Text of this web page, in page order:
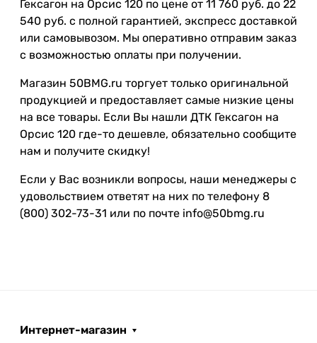
Гексагон на Орсис 120 по цене от 11 760 руб. до 22
540 руб. с полной гарантией, экспресс доставкой
или самовывозом. Мы оперативно отправим заказ
с возможностью оплаты при получении.
Магазин 50BMG.ru торгует только оригинальной
продукцией и предоставляет самые низкие цены
на все товары. Если Вы нашли ДТК Гексагон на
Орсис 120 где-то дешевле, обязательно сообщите
нам и получите скидку!
Если у Вас возникли вопросы, наши менеджеры с
удовольствием ответят на них по телефону 8
(800) 302-73-31 или по почте info@50bmg.ru
Интернет-магазин